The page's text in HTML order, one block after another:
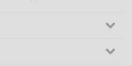
Der Prinz muss sich mit
Gameplay von
für
Persiens der Antike zu erschaffen.